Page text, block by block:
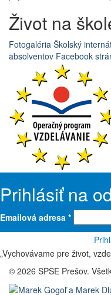
Život na
Fotogaléria Školský
absolventov Facebook
Prihlásiť na
Emailová adresa *
„Vychovávame pre život,
© 2026 SPŠE Prešov.